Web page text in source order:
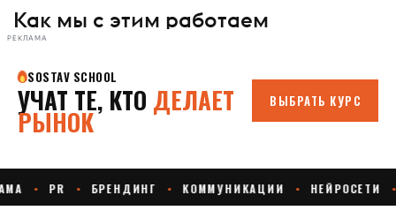
Как мы с этим работаем
РЕКЛАМА